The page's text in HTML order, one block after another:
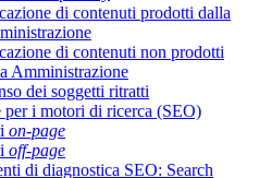
di contenuti prodotti dalla
di contenuti non prodotti
Amministrazione
dei soggetti ritratti
i motori di ricerca (SEO)
on-page
off-page
di diagnostica SEO: Search